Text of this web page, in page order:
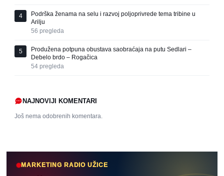
4
Podrška ženama na selu i razvoj poljoprivrede tema tribine u
Arilju
56 pregleda
5
Produžena potpuna obustava saobraćaja na putu Sedlari –
Debelo brdo – Rogačica
54 pregleda
NAJNOVIJI KOMENTARI
Još nema odobrenih komentara.
MARKETING RADIO UŽICE